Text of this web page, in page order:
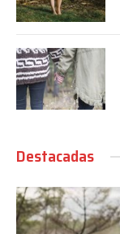
Destacadas